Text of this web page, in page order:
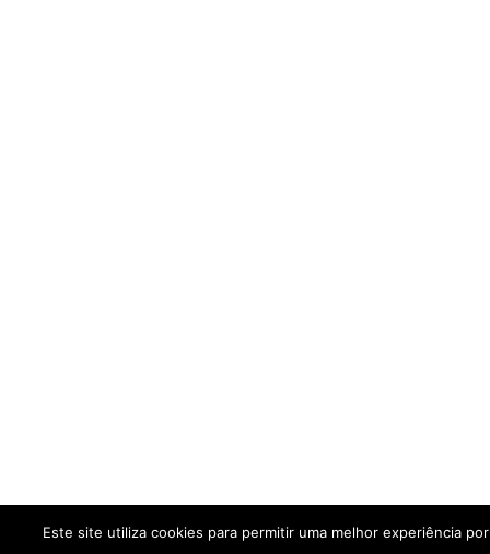
Este site utiliza cookies para permitir uma melhor experiência